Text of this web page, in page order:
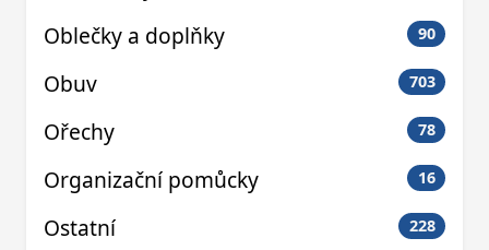
Oblečky a doplňky
90
Obuv 703
Ořechy 78
Organizační pomůcky 16
Ostatní 228